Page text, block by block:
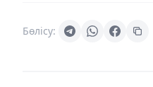
Бөлісу: